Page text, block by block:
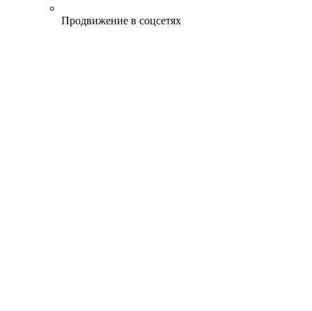
Продвижение в соцсетях